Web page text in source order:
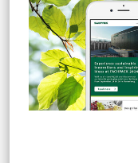
Über uns
Karriere
Kontakt
Suche